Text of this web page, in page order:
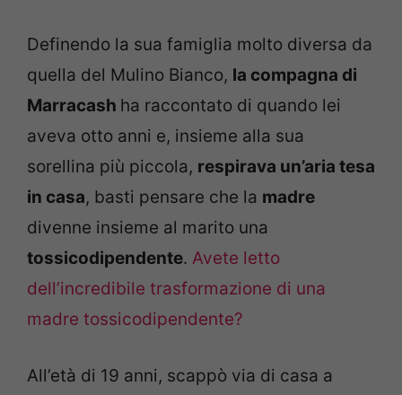
Definendo la sua famiglia molto diversa da
quella del Mulino Bianco, la compagna di
Marracash ha raccontato di quando lei
aveva otto anni e, insieme alla sua
sorellina più piccola, respirava un’aria tesa
in casa, basti pensare che la madre
divenne insieme al marito una
tossicodipendente. Avete letto
dell’incredibile trasformazione di una
madre tossicodipendente?
All’età di 19 anni, scappò via di casa a